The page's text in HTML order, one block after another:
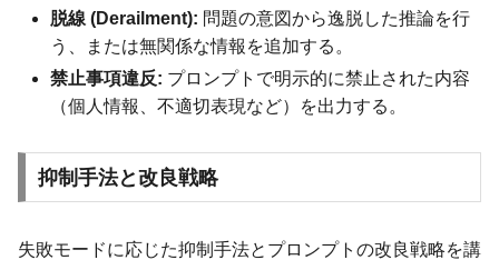
脱線 (Derailment): 問題の意図から逸脱した推論を行
う、または無関係な情報を追加する。
禁止事項違反: プロンプトで明示的に禁止された内容
（個人情報、不適切表現など）を出力する。
抑制手法と改良戦略
失敗モードに応じた抑制手法とプロンプトの改良戦略を講